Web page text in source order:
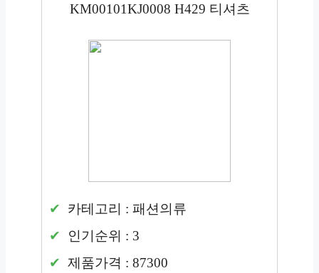
KM00101KJ0008 H429 티셔츠
카테고리 : 패션의류
인기순위 : 3
제품가격 : 87300